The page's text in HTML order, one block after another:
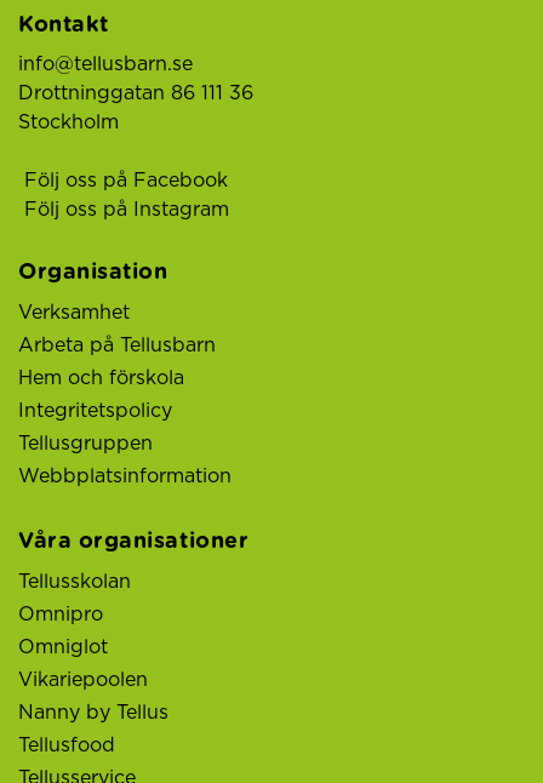
Kontakt
info@tellusbarn.se
Drottninggatan 86 111 36
Stockholm
Följ oss på Facebook
Följ oss på Instagram
Organisation
Verksamhet
Arbeta på Tellusbarn
Hem och förskola
Integritetspolicy
Tellusgruppen
Webbplatsinformation
Våra organisationer
Tellusskolan
Omnipro
Omniglot
Vikariepoolen
Nanny by Tellus
Tellusfood
Tellusservice